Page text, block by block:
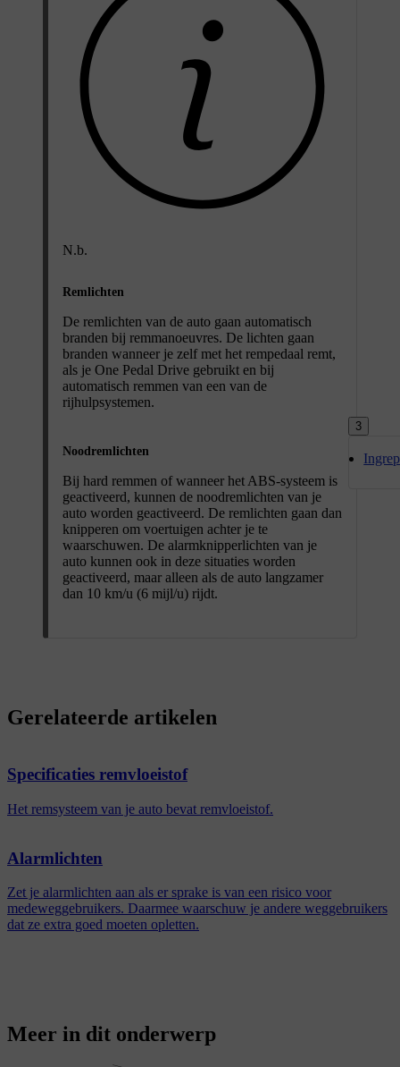
3
N.b.
Remlichten
De remlichten van de auto gaan automatisch
branden bij remmanoeuvres. De lichten gaan
branden wanneer je zelf met het rempedaal remt,
als je One Pedal Drive gebruikt en bij
automatisch remmen van een van de
rijhulpsystemen.
Noodremlichten
Bij hard remmen of wanneer het ABS-systeem is
geactiveerd, kunnen de noodremlichten van je
auto worden geactiveerd. De remlichten gaan dan
knipperen om voertuigen achter je te
waarschuwen. De alarmknipperlichten van je
auto kunnen ook in deze situaties worden
geactiveerd, maar alleen als de auto langzamer
dan 10 km/u (6 mijl/u) rijdt.
Gerelateerde artikelen
Specificaties remvloeistof
Het remsysteem van je auto bevat remvloeistof.
Alarmlichten
Zet je alarmlichten aan als er sprake is van een risico voor
medeweggebruikers. Daarmee waarschuw je andere weggebruikers
dat ze extra goed moeten opletten.
Meer in dit onderwerp